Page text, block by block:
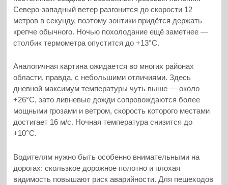
Северо-западный ветер разгонится до скорости 12
метров в секунду, поэтому зонтики придётся держать
крепче обычного. Ночью похолодание ещё заметнее —
столбик термометра опустится до +13°C.
Аналогичная картина ожидается во многих районах
области, правда, с небольшими отличиями. Здесь
дневной максимум температуры чуть выше — около
+26°C, зато ливневые дожди сопровождаются более
мощными грозами и ветром, скорость которого местами
достигает 16 м/с. Ночная температура снизится до
+10°C.
Водителям нужно быть особенно внимательными на
дорогах: скользкое дорожное полотно и плохая
видимость повышают риск аварийности. Для пешеходов